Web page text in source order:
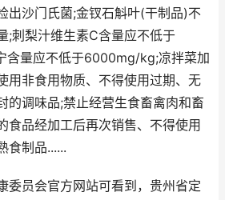
沙门氏菌;金钗石斛叶(干制品)不
;刺梨汁维生素C含量应不低于
含量应不低于6000mg/kg;凉拌菜加
用非食用物质、不得使用过期、无
的调味品;禁止经营生食畜禽肉和畜
食品经加工后再次销售、不得使用
食制品......
员会官方网站可看到，贵州省定